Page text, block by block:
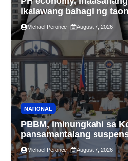
ikalawang bahagi ng
2.3% GDP dulot ng
pagkaantala ng public
Michael Peronce August 7, 2026
NATIONAL
PBBM, iminungkahi sa
pansamantalang
pagpapatupad ng Real
and Assessment Reform
Michael Peronce August 7, 2026